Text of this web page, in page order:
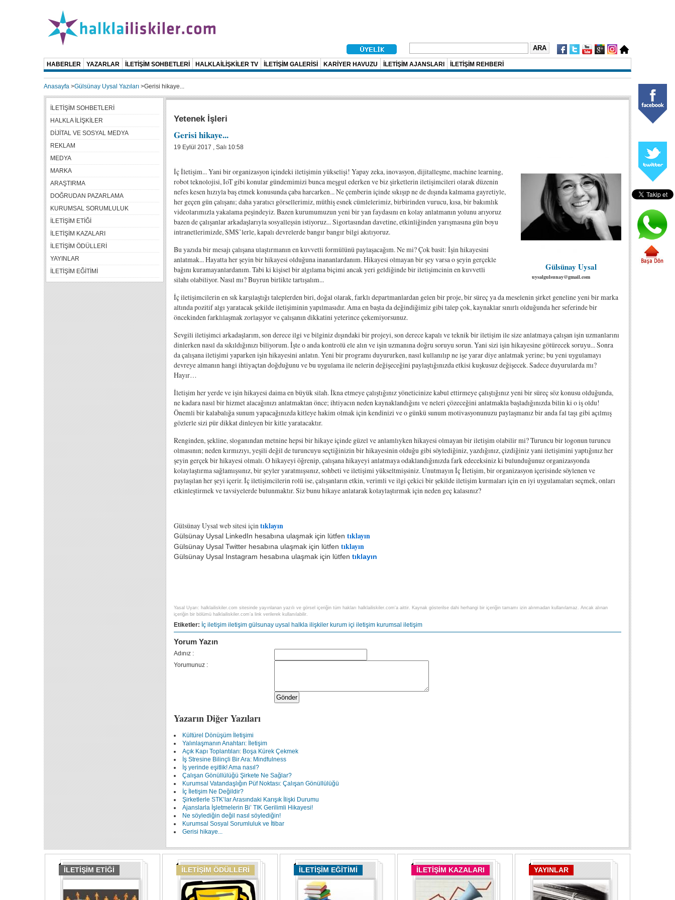
HABERLER YAZARLAR İLETİŞİM SOHBETLERİ HALKLAİLİŞKİLER TV İLETİŞİM GALERİSİ KARİYER HAVUZU İLETİŞİM AJANSLARI İLETİŞİM REHBERİ
Anasayfa >Gülsünay Uysal Yazıları >Gerisi hikaye...
Yetenek İşleri
Gerisi hikaye...
19 Eylül 2017 , Salı 10:58
Gülsünay Uysal
uysalgulsunay@gmail.com
İç İletişim... Yani bir organizasyon içindeki iletişimin yükselişi! Yapay zeka, inovasyon, dijitalleşme, machine learning,
robot teknolojisi, IoT gibi konular gündemimizi bunca meşgul ederken ve biz şirketlerin iletişimcileri olarak düzenin
nefes kesen hızıyla baş etmek konusunda çaba harcarken... Ne çemberin içinde sıkışıp ne de dışında kalmama gayretiyle,
her geçen gün çalışanı; daha yaratıcı görsellerimiz, müthiş esnek cümlelerimiz, birbirinden vurucu, kısa, bir bakımlık
videolarımızla yakalama peşindeyiz. Bazen kurumumuzun yeni bir yan faydasını en kolay anlatmanın yolunu arıyoruz
bazen de çalışanlar arkadaşlarıyla sosyalleşsin istiyoruz... Sigortasından davetine, etkinliğinden yarışmasına gün boyu
intranetlerimizde, SMS’lerle, kapalı devrelerde bangır bangır bilgi akıtıyoruz.
Bu yazıda bir mesajı çalışana ulaştırmanın en kuvvetli formülünü paylaşacağım. Ne mi? Çok basit: İşin hikayesini
anlatmak... Hayatta her şeyin bir hikayesi olduğuna inananlardanım. Hikayesi olmayan bir şey varsa o şeyin gerçekle
bağını kuramayanlardanım. Tabi ki kişisel bir algılama biçimi ancak yeri geldiğinde bir iletişimcinin en kuvvetli
silahı olabiliyor. Nasıl mı? Buyrun birlikte tartışalım...
İç iletişimcilerin en sık karşılaştığı taleplerden biri, doğal olarak, farklı departmanlardan gelen bir proje, bir süreç ya da meselenin şirket geneline yeni bir marka
altında pozitif algı yaratacak şekilde iletişiminin yapılmasıdır. Ama en başta da değindiğimiz gibi talep çok, kaynaklar sınırlı olduğunda her seferinde bir
öncekinden farklılaşmak zorlaşıyor ve çalışanın dikkatini yeterince çekemiyorsunuz.
Sevgili iletişimci arkadaşlarım, son derece ilgi ve bilginiz dışındaki bir projeyi, son derece kapalı ve teknik bir iletişim ile size anlatmaya çalışan işin uzmanlarını
dinlerken nasıl da sıkıldığınızı biliyorum. İşte o anda kontrolü ele alın ve işin uzmanına doğru soruyu sorun. Yani sizi işin hikayesine götürecek soruyu... Sonra
da çalışana iletişimi yaparken işin hikayesini anlatın. Yeni bir programı duyururken, nasıl kullanılıp ne işe yarar diye anlatmak yerine; bu yeni uygulamayı
devreye almanın hangi ihtiyaçtan doğduğunu ve bu uygulama ile nelerin değişeceğini paylaştığınızda etkisi kuşkusuz değişecek. Sadece duyurularda mı?
Hayır…
İletişim her yerde ve işin hikayesi daima en büyük silah. İkna etmeye çalıştığınız yöneticinize kabul ettirmeye çalıştığınız yeni bir süreç söz konusu olduğunda,
ne kadara nasıl bir hizmet alacağınızı anlatmaktan önce; ihtiyacın neden kaynaklandığını ve neleri çözeceğini anlatmakla başladığınızda bilin ki o iş oldu!
Önemli bir kalabalığa sunum yapacağınızda kitleye hakim olmak için kendinizi ve o günkü sunum motivasyonunuzu paylaşmanız bir anda fal taşı gibi açılmış
gözlerle sizi pür dikkat dinleyen bir kitle yaratacaktır.
Renginden, şekline, sloganından metnine hepsi bir hikaye içinde güzel ve anlamlıyken hikayesi olmayan bir iletişim olabilir mi? Turuncu bir logonun turuncu
olmasının; neden kırmızıyı, yeşili değil de turuncuyu seçtiğinizin bir hikayesinin olduğu gibi söylediğiniz, yazdığınız, çizdiğiniz yani iletişimini yaptığınız her
şeyin gerçek bir hikayesi olmalı. O hikayeyi öğrenip, çalışana hikayeyi anlatmaya odaklandığınızda fark edeceksiniz ki bulunduğunuz organizasyonda
kolaylaştırma sağlamışsınız, bir şeyler yaratmışsınız, sohbeti ve iletişimi yükseltmişsiniz. Unutmayın İç İletişim, bir organizasyon içerisinde söylenen ve
paylaşılan her şeyi içerir. İç iletişimcilerin rolü ise, çalışanların etkin, verimli ve ilgi çekici bir şekilde iletişim kurmaları için en iyi uygulamaları seçmek, onları
etkinleştirmek ve tavsiyelerde bulunmaktır. Siz bunu hikaye anlatarak kolaylaştırmak için neden geç kalasınız?
Gülsünay Uysal web sitesi içintıklayın
Gülsünay Uysal LinkedIn hesabına ulaşmak için lütfen tıklayın
Gülsünay Uysal Twitter hesabına ulaşmak için lütfen tıklayın
Gülsünay Uysal Instagram hesabına ulaşmak için lütfen tıklayın
Yasal Uyarı: halklailiskiler.com sitesinde yayınlanan yazılı ve görsel içeriğin tüm hakları halklailiskiler.com'a aittir. Kaynak gösterilse dahi herhangi bir içeriğin tamamı izin alınmadan kullanılamaz. Ancak alınan
içeriğin bir bölümü halklailiskiler.com’a link verilerek kullanılabilir.
Etiketler: İç iletişim iletişim gülsunay uysal halkla ilişkiler kurum içi iletişim kurumsal iletişim
Yorum Yazın
Adınız :
Yorumunuz :
Yazarın Diğer Yazıları
Kültürel Dönüşüm İletişimi
Yalınlaşmanın Anahtarı: İletişim
Açık Kapı Toplantıları: Boşa Kürek Çekmek
İş Stresine Bilinçli Bir Ara: Mindfulness
İş yerinde eşitlik! Ama nasıl?
Çalışan Gönüllülüğü Şirkete Ne Sağlar?
Kurumsal Vatandaşlığın Püf Noktası: Çalışan Gönüllülüğü
İç İletişim Ne Değildir?
Şirketlerle STK’lar Arasındaki Karışık İlişki Durumu
Ajanslarla İşletmelerin Bi’ TIK Gerilimli Hikayesi!
Ne söylediğin değil nasıl söylediğin!
Kurumsal Sosyal Sorumluluk ve İtibar
Gerisi hikaye...
İLETİŞİM SOHBETLERİ
HALKLA İLİŞKİLER
DİJİTAL VE SOSYAL MEDYA
REKLAM
MEDYA
MARKA
ARAŞTIRMA
DOĞRUDAN PAZARLAMA
KURUMSAL SORUMLULUK
İLETİŞİM ETİĞİ
İLETİŞİM KAZALARI
İLETİŞİM ÖDÜLLERİ
YAYINLAR
İLETİŞİM EĞİTİMİ
İLETİŞİM ETİĞİ İLETİŞİM ÖDÜLLERİ İLETİŞİM EĞİTİMİ İLETİŞİM KAZALARI YAYINLAR